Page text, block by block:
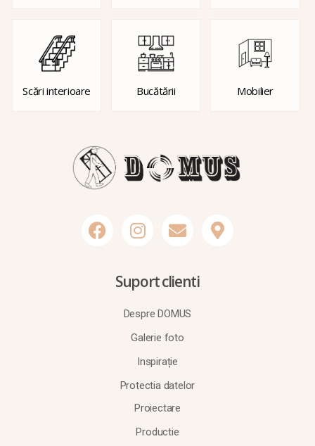
Scări interioare Bucătării Mobilier
Suport clienti
Despre DOMUS
Galerie foto
Inspirație
Protectia datelor
Proiectare
Productie